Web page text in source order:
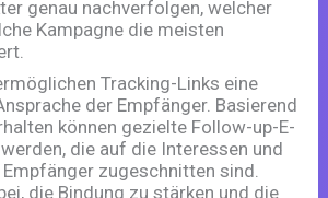
genau nachverfolgen, welcher
Kampagne die meisten
Tracking-Links eine
der Empfänger. Basierend
können gezielte Follow-up-E-
die auf die Interessen und
zugeschnitten sind.
die Bindung zu stärken und die